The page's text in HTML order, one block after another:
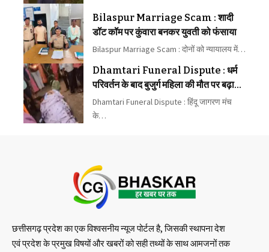
Bilaspur Marriage Scam : शादी
डॉट कॉम पर कुंवारा बनकर युवती को फंसाया
Bilaspur Marriage Scam : दोनों को न्यायालय में…
Dhamtari Funeral Dispute : धर्म
परिवर्तन के बाद बुजुर्ग महिला की मौत पर बढ़ा
तनाव
Dhamtari Funeral Dispute : हिंदू जागरण मंच
के…
छत्तीसगढ़ प्रदेश का एक विश्वसनीय न्यूज पोर्टल है, जिसकी स्थापना देश
एवं प्रदेश के प्रमुख विषयों और खबरों को सही तथ्यों के साथ आमजनों तक